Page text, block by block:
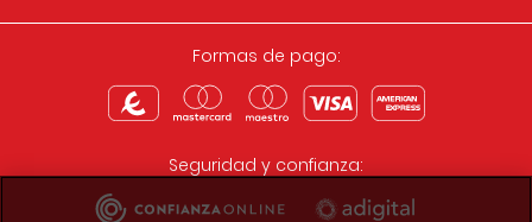
Formas de pago:
Seguridad y confianza: